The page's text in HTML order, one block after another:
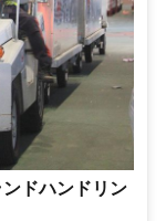
ドハンドリン